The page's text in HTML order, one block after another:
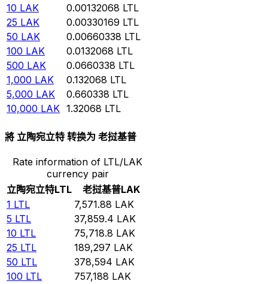
10 LAK 0.00132068 LTL
25 LAK 0.00330169 LTL
50 LAK 0.00660338 LTL
100 LAK 0.0132068 LTL
500 LAK 0.0660338 LTL
1,000 LAK 0.132068 LTL
5,000 LAK 0.660338 LTL
10,000 LAK 1.32068 LTL
將 立陶宛立特 转换为 老挝基普
Rate information of LTL/LAK
currency pair
立陶宛立特LTL 老挝基普LAK
1 LTL 7,571.88 LAK
5 LTL 37,859.4 LAK
10 LTL 75,718.8 LAK
25 LTL 189,297 LAK
50 LTL 378,594 LAK
100 LTL 757,188 LAK